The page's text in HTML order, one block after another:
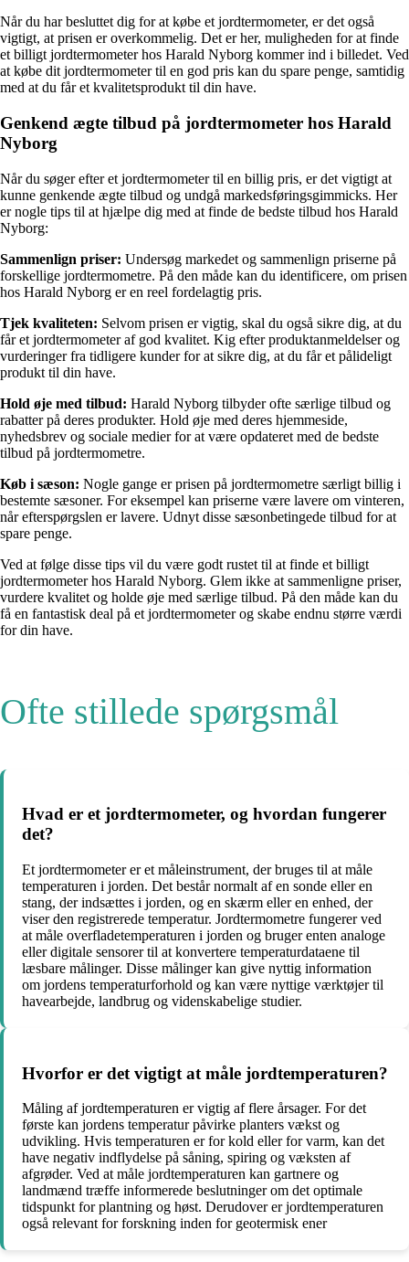
Når du har besluttet dig for at købe et jordtermometer, er det også
vigtigt, at prisen er overkommelig. Det er her, muligheden for at finde
et billigt jordtermometer hos Harald Nyborg kommer ind i billedet. Ved
at købe dit jordtermometer til en god pris kan du spare penge, samtidig
med at du får et kvalitetsprodukt til din have.
Genkend ægte tilbud på jordtermometer hos Harald
Nyborg
Når du søger efter et jordtermometer til en billig pris, er det vigtigt at
kunne genkende ægte tilbud og undgå markedsføringsgimmicks. Her
er nogle tips til at hjælpe dig med at finde de bedste tilbud hos Harald
Nyborg:
Sammenlign priser: Undersøg markedet og sammenlign priserne på
forskellige jordtermometre. På den måde kan du identificere, om prisen
hos Harald Nyborg er en reel fordelagtig pris.
Tjek kvaliteten: Selvom prisen er vigtig, skal du også sikre dig, at du
får et jordtermometer af god kvalitet. Kig efter produktanmeldelser og
vurderinger fra tidligere kunder for at sikre dig, at du får et pålideligt
produkt til din have.
Hold øje med tilbud: Harald Nyborg tilbyder ofte særlige tilbud og
rabatter på deres produkter. Hold øje med deres hjemmeside,
nyhedsbrev og sociale medier for at være opdateret med de bedste
tilbud på jordtermometre.
Køb i sæson: Nogle gange er prisen på jordtermometre særligt billig i
bestemte sæsoner. For eksempel kan priserne være lavere om vinteren,
når efterspørgslen er lavere. Udnyt disse sæsonbetingede tilbud for at
spare penge.
Ved at følge disse tips vil du være godt rustet til at finde et billigt
jordtermometer hos Harald Nyborg. Glem ikke at sammenligne priser,
vurdere kvalitet og holde øje med særlige tilbud. På den måde kan du
få en fantastisk deal på et jordtermometer og skabe endnu større værdi
for din have.
Ofte stillede spørgsmål
Hvad er et jordtermometer, og hvordan fungerer
det?
Et jordtermometer er et måleinstrument, der bruges til at måle
temperaturen i jorden. Det består normalt af en sonde eller en
stang, der indsættes i jorden, og en skærm eller en enhed, der
viser den registrerede temperatur. Jordtermometre fungerer ved
at måle overfladetemperaturen i jorden og bruger enten analoge
eller digitale sensorer til at konvertere temperaturdataene til
læsbare målinger. Disse målinger kan give nyttig information
om jordens temperaturforhold og kan være nyttige værktøjer til
havearbejde, landbrug og videnskabelige studier.
Hvorfor er det vigtigt at måle jordtemperaturen?
Måling af jordtemperaturen er vigtig af flere årsager. For det
første kan jordens temperatur påvirke planters vækst og
udvikling. Hvis temperaturen er for kold eller for varm, kan det
have negativ indflydelse på såning, spiring og væksten af
afgrøder. Ved at måle jordtemperaturen kan gartnere og
landmænd træffe informerede beslutninger om det optimale
tidspunkt for plantning og høst. Derudover er jordtemperaturen
også relevant for forskning inden for geotermisk ener